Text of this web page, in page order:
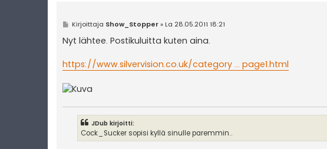
V
e
s
i
Kirjoittaja Show_Stopper» La 28.05.2011 18:21
Nyt lähtee. Postikuluitta kuten aina.
https://www.silvervision.co.uk/category ... page1.html
JDub kirjoitti:
Cock_Sucker sopisi kyllä sinulle paremmin..